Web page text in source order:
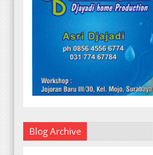
Blog Archive